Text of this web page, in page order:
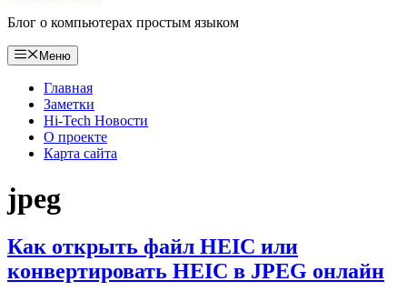
Блог о компьютерах простым языком
Меню
Главная
Заметки
Hi-Tech Новости
О проекте
Карта сайта
jpeg
Как открыть файл HEIC или
конвертировать HEIC в JPEG онлайн